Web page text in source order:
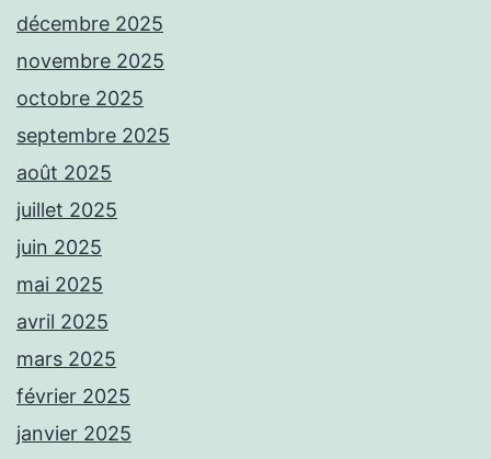
décembre 2025
novembre 2025
octobre 2025
septembre 2025
août 2025
juillet 2025
juin 2025
mai 2025
avril 2025
mars 2025
février 2025
janvier 2025